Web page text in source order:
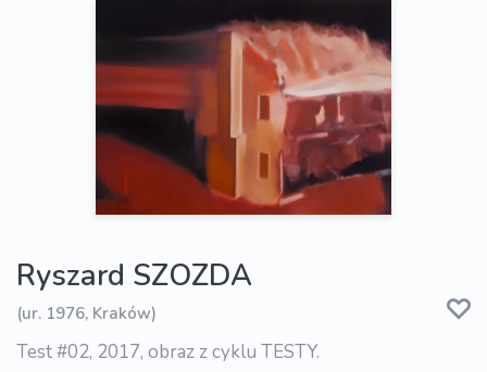
Ryszard SZOZDA
(ur. 1976, Kraków)
Test #02, 2017, obraz z cyklu TESTY.